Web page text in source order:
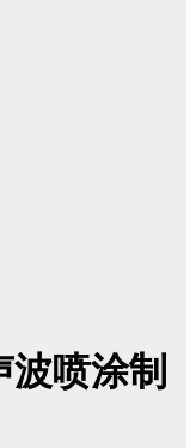
喷涂制